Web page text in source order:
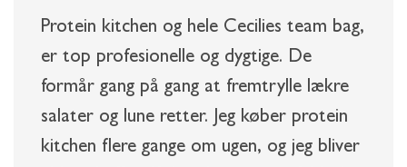
Protein kitchen og hele Cecilies team bag,
er top profesionelle og dygtige. De
formår gang på gang at fremtrylle lækre
salater og lune retter. Jeg køber protein
kitchen flere gange om ugen, og jeg bliver